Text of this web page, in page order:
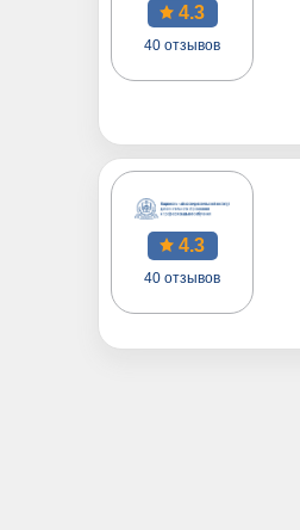
4.3
40 отзывов
4.3
40 отзывов